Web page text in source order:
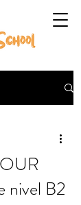
nivel B2